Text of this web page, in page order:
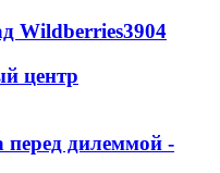
Wildberries3904
центр
перед дилеммой -